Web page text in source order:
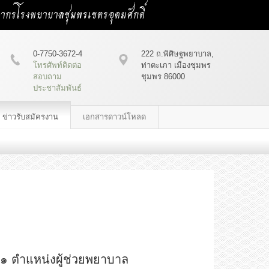
รโรงพยาบาลชุมพรเขตรอุดมศักดิ์
222 ถ.พิศิษฐพยาบาล,
ท่าตะเภา เมืองชุมพร
ชุมพร 86000
0-7750-3672-4
โทรศัพท์ติดต่อ
สอบถาม
ประชาสัมพันธ์
ข่าวรับสมัครงาน เอกสารดาวน์โหลด
ตำแหน่งผู้ช่วยพยาบาล